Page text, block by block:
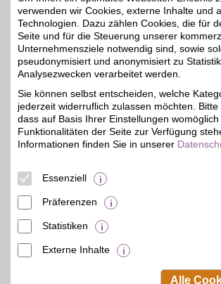
JP1880
Hochwertige
ideale
Herren-Label
stilvolle und
Bekleidung in
Größen. Für
Männer und
Beamten-Selbsthilfewerk GmbH.
verwenden wir Cookies, externe Inhalte und
Technologien. Dazu zählen Cookies, die für
Seite und für die Steuerung unserer
Unternehmensziele notwendig sind, sowie
pseudonymisiert und anonymisiert zu
Analysezwecken verarbeitet werden.
Sie können selbst entscheiden, welche
jederzeit widerruflich zulassen möchten. Bitte
dass auf Basis Ihrer Einstellungen
Funktionalitäten der Seite zur Verfügung
Informationen finden Sie in unserer
Essenziell
Präferenzen
Statistiken
Externe Inhalte
Alle